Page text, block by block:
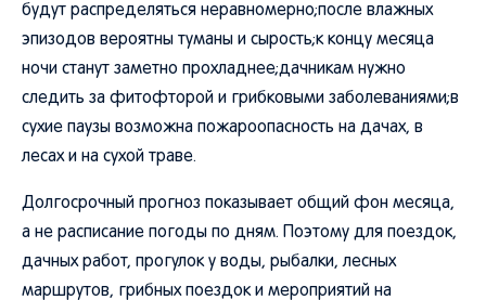
будут распределяться неравномерно;после влажных
эпизодов вероятны туманы и сырость;к концу месяца
ночи станут заметно прохладнее;дачникам нужно
следить за фитофторой и грибковыми заболеваниями;в
сухие паузы возможна пожароопасность на дачах, в
лесах и на сухой траве.
Долгосрочный прогноз показывает общий фон месяца,
а не расписание погоды по дням. Поэтому для поездок,
дачных работ, прогулок у воды, рыбалки, лесных
маршрутов, грибных поездок и мероприятий на